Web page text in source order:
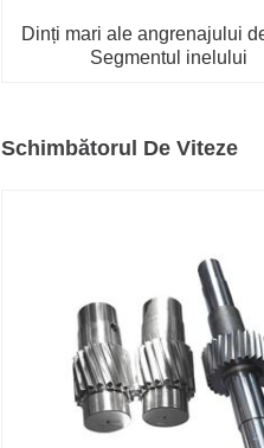
Dinți mari ale angrenajului
Segmentul inelului
Schimbătorul De Viteze